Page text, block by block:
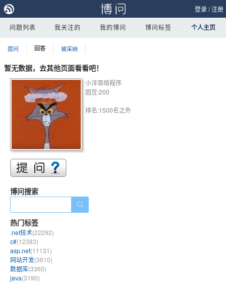
登录/注册
问题列表 我关注的 我的博问 博问标签 个人主页
提问 回答 被采纳
暂无数据，去其他页面看看吧！
小洋哥啃程序
园豆:200
排名:1500名之外
博问搜索
热门标签
.net技术(22292)
c#(12383)
asp.net(11131)
网站开发(3610)
数据库(3365)
java(3190)